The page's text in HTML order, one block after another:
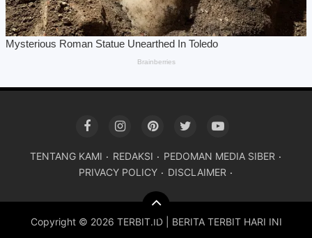
TENTANG KAMI REDAKSI
PEDOMAN MEDIA SIBER
PRIVACY POLICY
DISCLAIMER
Copyright © 2026 TERBIT.ID | BERITA TERBIT HARI INI